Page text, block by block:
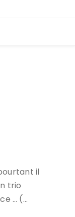
il
trio
… (…